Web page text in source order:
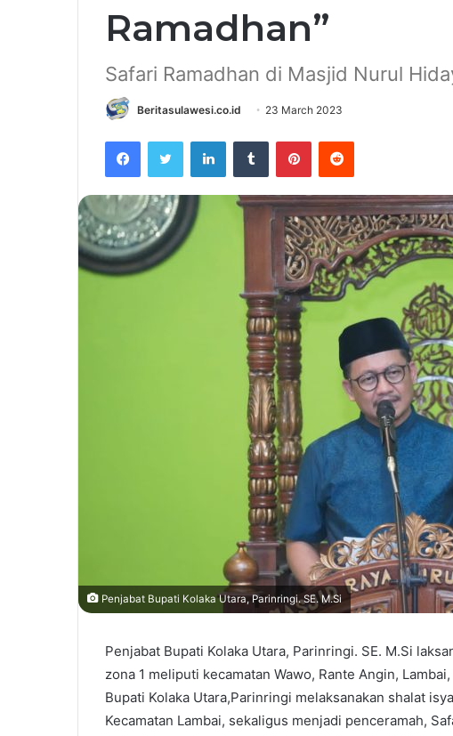
Ramadhan”
Safari Ramadhan di Masjid Nurul
Beritasulawesi.co.id 23 March 2023
Penjabat Bupati Kolaka Utara, Parinringi. SE. M.Si
Penjabat Bupati Kolaka Utara, Parinringi. SE. M.Si
zona 1 meliputi kecamatan Wawo, Rante Angin,
Bupati Kolaka Utara,Parinringi melaksanakan shalat
Kecamatan Lambai, sekaligus menjadi penceramah,